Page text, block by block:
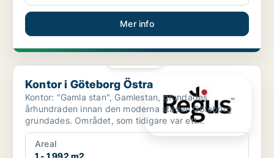
Mer info
Kontor i Göteborg Östra
Kontor i Göteborg Östra
Kontor: "Gamla stan", Gamlestan, grundades
århundraden innan den moderna staden Göteborg
grundades. Området, som tidigare var ett
industricentrum, håller sna...
Areal